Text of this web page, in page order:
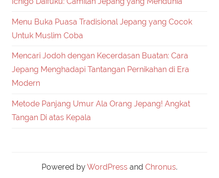
Menu Buka Puasa Tradisional Jepang yang Cocok
Untuk Muslim Coba
Mencari Jodoh dengan Kecerdasan Buatan: Cara
Jepang Menghadapi Tantangan Pernikahan di Era
Modern
Metode Panjang Umur Ala Orang Jepang! Angkat
Tangan Di atas Kepala
Powered byWordPress and Chronus.